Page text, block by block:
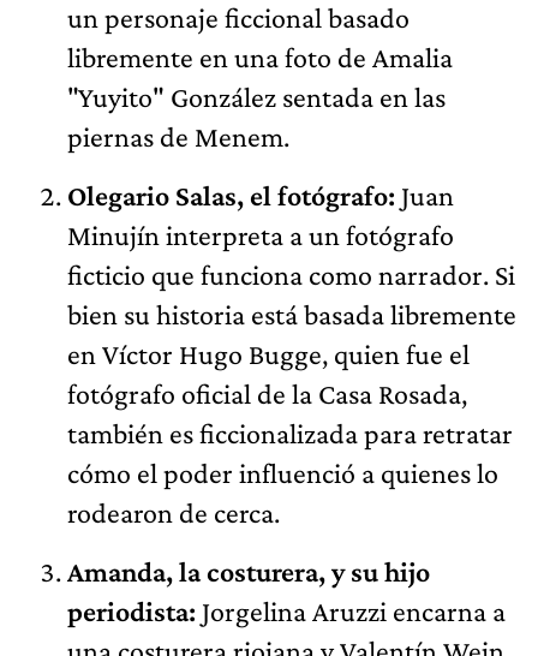
un personaje ficcional basado
libremente en una foto de Amalia
"Yuyito" González sentada en las
piernas de Menem.
Olegario Salas, el fotógrafo: Juan
Minujín interpreta a un fotógrafo
ficticio que funciona como narrador. Si
bien su historia está basada libremente
en Víctor Hugo Bugge, quien fue el
fotógrafo oficial de la Casa Rosada,
también es ficcionalizada para retratar
cómo el poder influenció a quienes lo
rodearon de cerca.
Amanda, la costurera, y su hijo
periodista: Jorgelina Aruzzi encarna a